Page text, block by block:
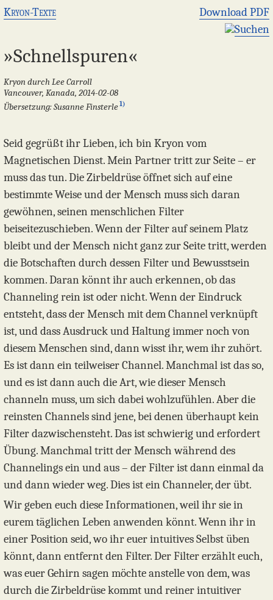
Kryon-Texte
Download PDF
Suchen
»Schnellspuren«
Kryon durch Lee Carroll
Vancouver, Kanada, 2014-02-08
Übersetzung: Susanne Finsterle1)
Seid gegrüßt ihr Lieben, ich bin Kryon vom
Magnetischen Dienst. Mein Partner tritt zur Seite – er
muss das tun. Die Zirbeldrüse öffnet sich auf eine
bestimmte Weise und der Mensch muss sich daran
gewöhnen, seinen menschlichen Filter
beiseitezuschieben. Wenn der Filter auf seinem Platz
bleibt und der Mensch nicht ganz zur Seite tritt, werden
die Botschaften durch dessen Filter und Bewusstsein
kommen. Daran könnt ihr auch erkennen, ob das
Channeling rein ist oder nicht. Wenn der Eindruck
entsteht, dass der Mensch mit dem Channel verknüpft
ist, und dass Ausdruck und Haltung immer noch von
diesem Menschen sind, dann wisst ihr, wem ihr zuhört.
Es ist dann ein teilweiser Channel. Manchmal ist das so,
und es ist dann auch die Art, wie dieser Mensch
channeln muss, um sich dabei wohlzufühlen. Aber die
reinsten Channels sind jene, bei denen überhaupt kein
Filter dazwischensteht. Das ist schwierig und erfordert
Übung. Manchmal tritt der Mensch während des
Channelings ein und aus – der Filter ist dann einmal da
und dann wieder weg. Dies ist ein Channeler, der übt.
Wir geben euch diese Informationen, weil ihr sie in
eurem täglichen Leben anwenden könnt. Wenn ihr in
einer Position seid, wo ihr euer intuitives Selbst üben
könnt, dann entfernt den Filter. Der Filter erzählt euch,
was euer Gehirn sagen möchte anstelle von dem, was
durch die Zirbeldrüse kommt und reiner intuitiver